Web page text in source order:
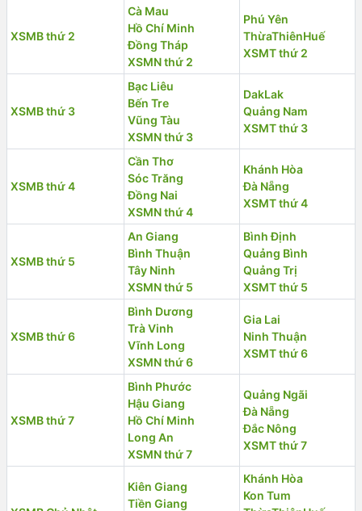
XSMB thứ 2
Cà Mau
Hồ Chí Minh
Đồng Tháp
XSMN thứ 2
Phú Yên
ThừaThiênHuế
XSMT thứ 2
XSMB thứ 3
Bạc Liêu
Bến Tre
Vũng Tàu
XSMN thứ 3
DakLak
Quảng Nam
XSMT thứ 3
XSMB thứ 4
Cần Thơ
Sóc Trăng
Đồng Nai
XSMN thứ 4
Khánh Hòa
Đà Nẵng
XSMT thứ 4
XSMB thứ 5
An Giang
Bình Thuận
Tây Ninh
XSMN thứ 5
Bình Định
Quảng Bình
Quảng Trị
XSMT thứ 5
XSMB thứ 6
Bình Dương
Trà Vinh
Vĩnh Long
XSMN thứ 6
Gia Lai
Ninh Thuận
XSMT thứ 6
XSMB thứ 7
Bình Phước
Hậu Giang
Hồ Chí Minh
Long An
XSMN thứ 7
Quảng Ngãi
Đà Nẵng
Đắc Nông
XSMT thứ 7
Kiên Giang
Tiền Giang
Khánh Hòa
Kon Tum